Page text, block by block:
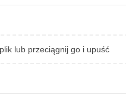
lub przeciągnij go i upuść